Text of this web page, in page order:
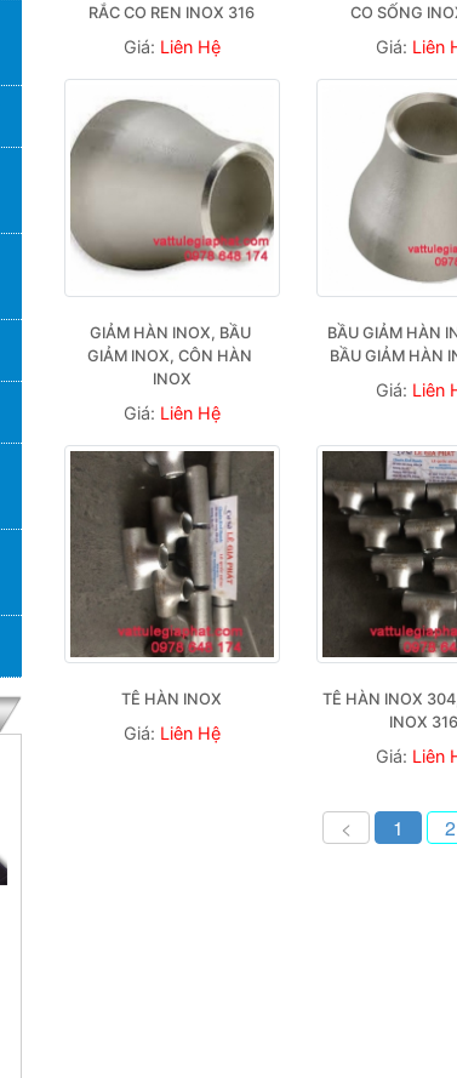
RẮC CO REN INOX 316
Giá: Liên Hệ
CO SỐNG
Giá: Liên
GIẢM HÀN INOX, BẦU
GIẢM INOX, CÔN HÀN
INOX
Giá: Liên Hệ
BẦU GIẢM HÀN
BẦU GIẢM HÀN
Giá: Liên
TÊ HÀN INOX
Giá: Liên Hệ
TÊ HÀN INOX
INOX 316
Giá: Liên
< 1 2